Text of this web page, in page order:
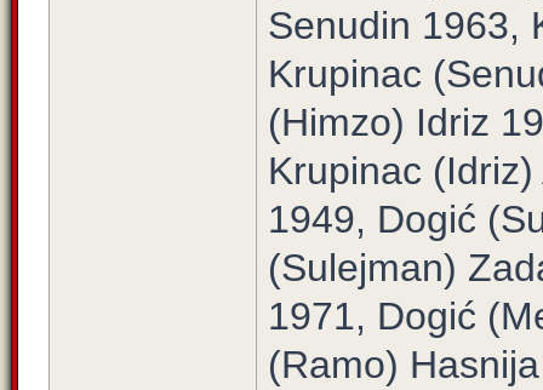
Senudin 1963,
Krupinac
(Himzo) Idriz
Krupinac
1949, Dogić
(Sulejman)
1971, Dogić
(Ramo)